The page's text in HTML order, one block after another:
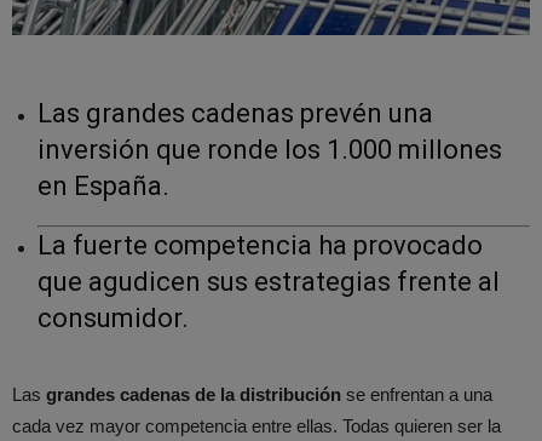
Las grandes cadenas prevén una
inversión que ronde los 1.000 millones
en España.
La fuerte competencia ha provocado
que agudicen sus estrategias frente al
consumidor.
Las grandes cadenas de la distribución se enfrentan a una
cada vez mayor competencia entre ellas. Todas quieren ser la